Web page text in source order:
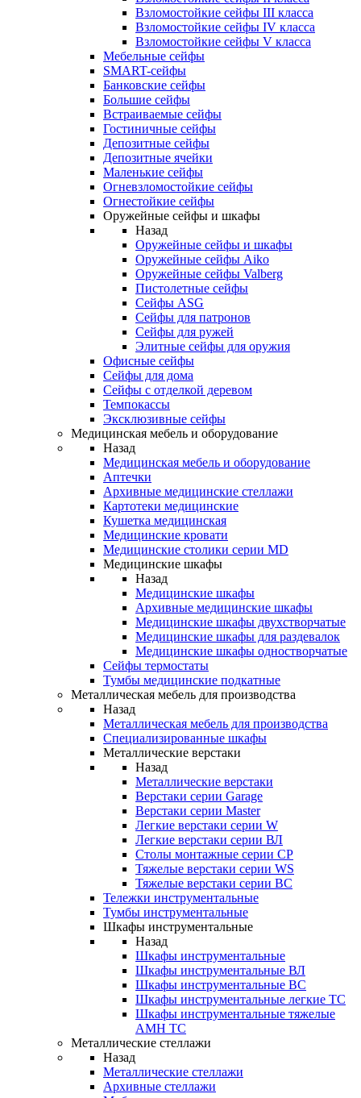
Взломостойкие сейфы III класса
Взломостойкие сейфы IV класса
Взломостойкие сейфы V класса
Мебельные сейфы
SMART-сейфы
Банковские сейфы
Большие сейфы
Встраиваемые сейфы
Гостиничные сейфы
Депозитные сейфы
Депозитные ячейки
Маленькие сейфы
Огневзломостойкие сейфы
Огнестойкие сейфы
Оружейные сейфы и шкафы
Назад
Оружейные сейфы и шкафы
Оружейные сейфы Aiko
Оружейные сейфы Valberg
Пистолетные сейфы
Сейфы ASG
Сейфы для патронов
Сейфы для ружей
Элитные сейфы для оружия
Офисные сейфы
Сейфы для дома
Сейфы с отделкой деревом
Темпокассы
Эксклюзивные сейфы
Медицинская мебель и оборудование
Назад
Медицинская мебель и оборудование
Аптечки
Архивные медицинские стеллажи
Картотеки медицинские
Кушетка медицинская
Медицинские кровати
Медицинские столики серии MD
Медицинские шкафы
Назад
Медицинские шкафы
Архивные медицинские шкафы
Медицинские шкафы двухстворчатые
Медицинские шкафы для раздевалок
Медицинские шкафы одностворчатые
Сейфы термостаты
Тумбы медицинские подкатные
Металлическая мебель для производства
Назад
Металлическая мебель для производства
Cпециализированные шкафы
Металлические верстаки
Назад
Металлические верстаки
Верстаки серии Garage
Верстаки серии Master
Легкие верстаки серии W
Легкие верстаки серии ВЛ
Столы монтажные серии СР
Тяжелые верстаки серии WS
Тяжелые верстаки серии ВС
Тележки инструментальные
Тумбы инструментальные
Шкафы инструментальные
Назад
Шкафы инструментальные
Шкафы инструментальные ВЛ
Шкафы инструментальные ВС
Шкафы инструментальные легкие ТС
Шкафы инструментальные тяжелые
AMH TC
Металлические стеллажи
Назад
Металлические стеллажи
Архивные стеллажи